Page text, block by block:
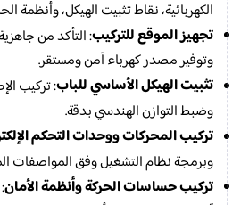
الكهربائية، نقاط تثبيت الهيكل، وأنظمة
تجهيز الموقع للتركيب: التأكد من
وتوفير مصدر كهرباء آمن ومستقر.
تثبيت الهيكل الأساسي للباب: تركيب
وضبط التوازن الهندسي بدقة.
تركيب المحركات ووحدات التحكم
وبرمجة نظام التشغيل وفق المواصفات
تركيب حساسات الحركة وأنظمة الأمان